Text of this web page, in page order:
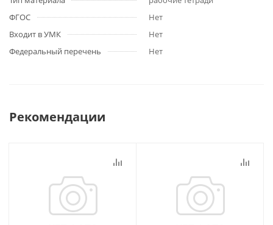
ФГОС
Нет
Входит в УМК
Нет
Федеральный перечень
Нет
Рекомендации